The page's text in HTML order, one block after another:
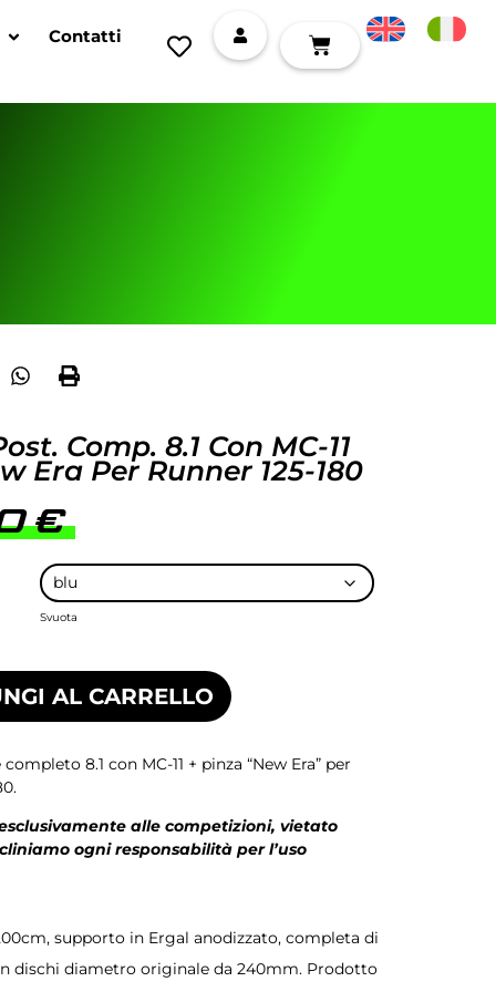
Contatti
Comp. 8.1 Con MC-11
Era Per Runner 125-180
€
Svuota
AL CARRELLO
8.1 con MC-11 + pinza “New Era” per
alle competizioni, vietato
ogni responsabilità per l’uso
supporto in Ergal anodizzato, completa di
dischi diametro originale da 240mm. Prodotto